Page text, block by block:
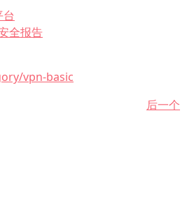
全报告
vpn-basic
后一个